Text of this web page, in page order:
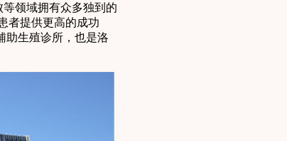
等领域拥有众多独到的
者提供更高的成功
助生殖诊所，也是洛